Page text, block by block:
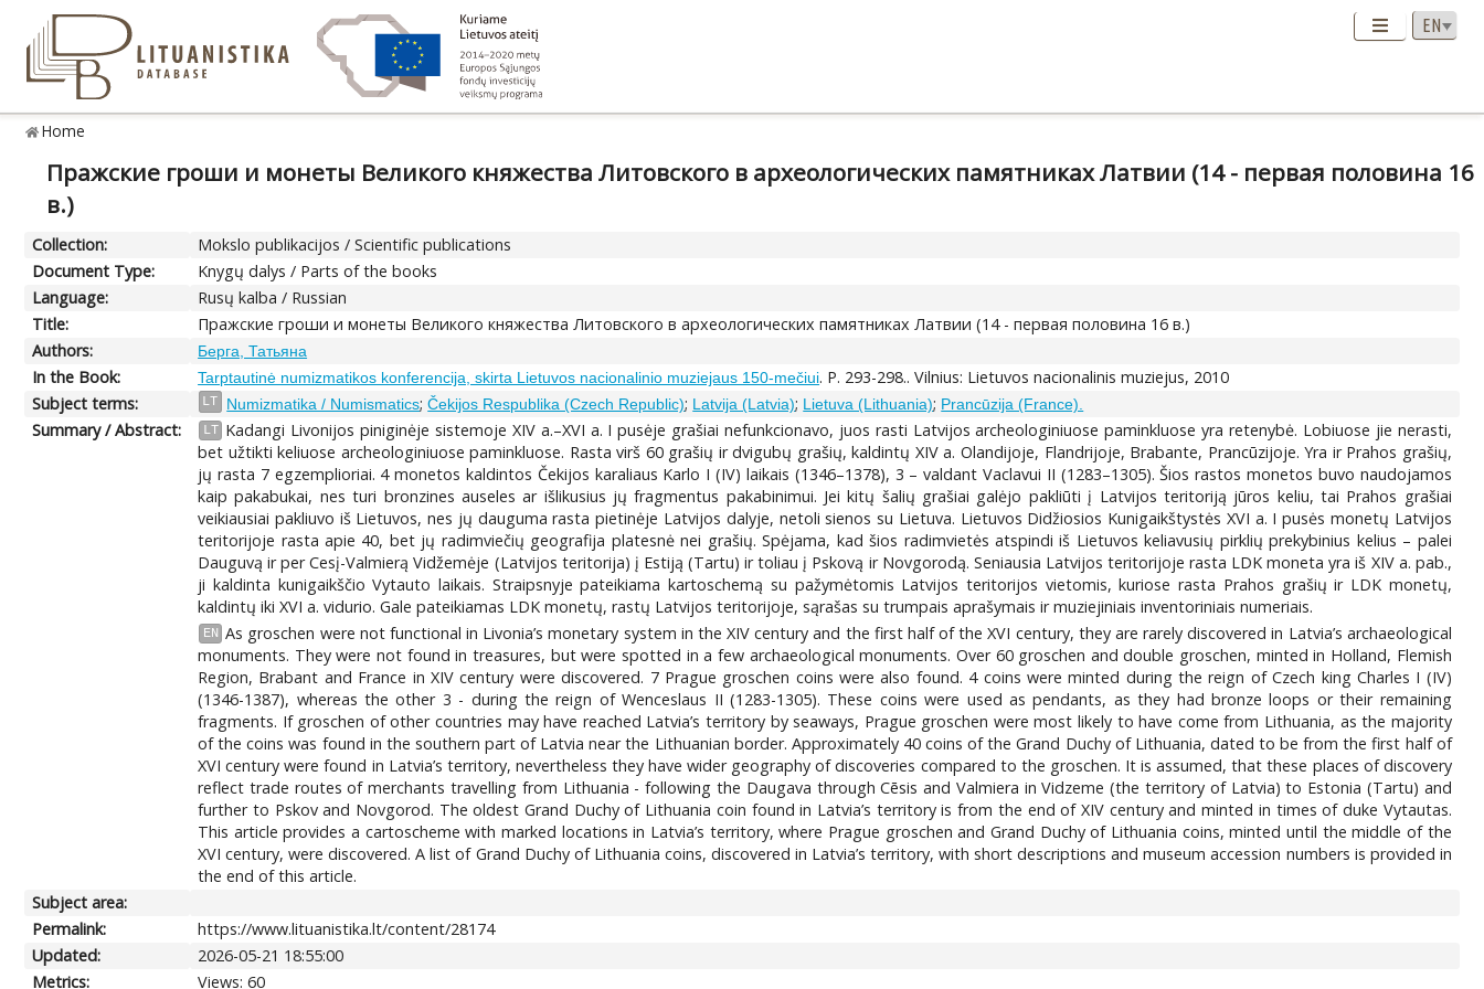
Home
Пражские гроши и монеты Великого княжества Литовского в археологических памятниках Латвии (14 - первая половина 16
в.)
Collection:
Mokslo publikacijos / Scientific publications
Document Type:
Knygų dalys / Parts of the books
Language:
Rusų kalba / Russian
Title:
Пражские гроши и монеты Великого княжества Литовского в археологических памятниках Латвии (14 - первая половина 16 в.)
Authors:
Берга, Татьяна
In the Book: Tarptautinė numizmatikos konferencija, skirta Lietuvos nacionalinio muziejaus 150-mečiui. P. 293-298.. Vilnius: Lietuvos nacionalinis muziejus, 2010
Subject terms:
LT Numizmatika / Numismatics;Čekijos Respublika (Czech Republic); Latvija (Latvia); Lietuva (Lithuania); Prancūzija (France).
Summary / Abstract: LT Kadangi Livonijos piniginėje sistemoje XIV a.–XVI a. I pusėje grašiai nefunkcionavo, juos rasti Latvijos archeologiniuose paminkluose yra retenybė. Lobiuose jie nerasti,
bet užtikti keliuose archeologiniuose paminkluose. Rasta virš 60 grašių ir dvigubų grašių, kaldintų XIV a. Olandijoje, Flandrijoje, Brabante, Prancūzijoje. Yra ir Prahos grašių,
jų rasta 7 egzemplioriai. 4 monetos kaldintos Čekijos karaliaus Karlo I (IV) laikais (1346–1378), 3 – valdant Vaclavui II (1283–1305). Šios rastos monetos buvo naudojamos
kaip pakabukai, nes turi bronzines auseles ar išlikusius jų fragmentus pakabinimui. Jei kitų šalių grašiai galėjo pakliūti į Latvijos teritoriją jūros keliu, tai Prahos grašiai
veikiausiai pakliuvo iš Lietuvos, nes jų dauguma rasta pietinėje Latvijos dalyje, netoli sienos su Lietuva. Lietuvos Didžiosios Kunigaikštystės XVI a. I pusės monetų Latvijos
teritorijoje rasta apie 40, bet jų radimviečių geografija platesnė nei grašių. Spėjama, kad šios radimvietės atspindi iš Lietuvos keliavusių pirklių prekybinius kelius – palei
Dauguvą ir per Cesį-Valmierą Vidžemėje (Latvijos teritorija) į Estiją (Tartu) ir toliau į Pskovą ir Novgorodą. Seniausia Latvijos teritorijoje rasta LDK moneta yra iš XIV a. pab.,
ji kaldinta kunigaikščio Vytauto laikais. Straipsnyje pateikiama kartoschemą su pažymėtomis Latvijos teritorijos vietomis, kuriose rasta Prahos grašių ir LDK monetų,
kaldintų iki XVI a. vidurio. Gale pateikiamas LDK monetų, rastų Latvijos teritorijoje, sąrašas su trumpais aprašymais ir muziejiniais inventoriniais numeriais.
EN As groschen were not functional in Livonia’s monetary system in the XIV century and the first half of the XVI century, they are rarely discovered in Latvia’s archaeological
monuments. They were not found in treasures, but were spotted in a few archaeological monuments. Over 60 groschen and double groschen, minted in Holland, Flemish
Region, Brabant and France in XIV century were discovered. 7 Prague groschen coins were also found. 4 coins were minted during the reign of Czech king Charles I (IV)
(1346-1387), whereas the other 3 - during the reign of Wenceslaus II (1283-1305). These coins were used as pendants, as they had bronze loops or their remaining
fragments. If groschen of other countries may have reached Latvia’s territory by seaways, Prague groschen were most likely to have come from Lithuania, as the majority
of the coins was found in the southern part of Latvia near the Lithuanian border. Approximately 40 coins of the Grand Duchy of Lithuania, dated to be from the first half of
XVI century were found in Latvia’s territory, nevertheless they have wider geography of discoveries compared to the groschen. It is assumed, that these places of discovery
reflect trade routes of merchants travelling from Lithuania - following the Daugava through Cēsis and Valmiera in Vidzeme (the territory of Latvia) to Estonia (Tartu) and
further to Pskov and Novgorod. The oldest Grand Duchy of Lithuania coin found in Latvia’s territory is from the end of XIV century and minted in times of duke Vytautas.
This article provides a cartoscheme with marked locations in Latvia’s territory, where Prague groschen and Grand Duchy of Lithuania coins, minted until the middle of the
XVI century, were discovered. A list of Grand Duchy of Lithuania coins, discovered in Latvia’s territory, with short descriptions and museum accession numbers is provided in
the end of this article.
Subject area:
Permalink:
https://www.lituanistika.lt/content/28174
Updated:
2026-05-21 18:55:00
Metrics:
Views: 60